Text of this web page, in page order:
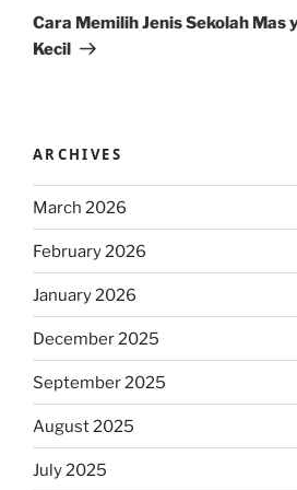
Post
Cara Memilih Jenis Sekolah Mas
Kecil
ARCHIVES
March 2026
February 2026
January 2026
December 2025
September 2025
August 2025
July 2025